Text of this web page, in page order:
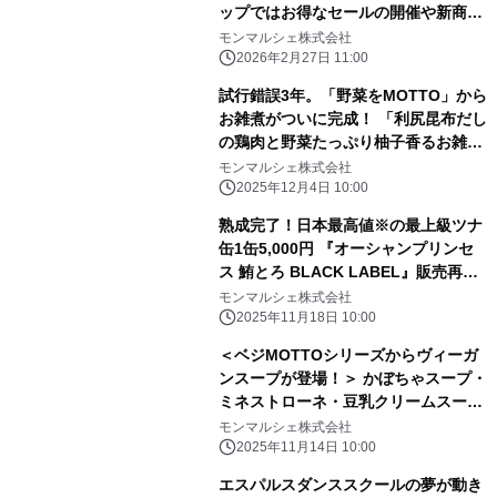
ップではお得なセールの開催や新商品
が登場！
モンマルシェ株式会社
2026年2月27日 11:00
試行錯誤3年。「野菜をMOTTO」から
お雑煮がついに完成！ 「利尻昆布だし
の鶏肉と野菜たっぷり柚子香るお雑
煮」新登場
モンマルシェ株式会社
2025年12月4日 10:00
熟成完了！日本最高値※の最上級ツナ
缶1缶5,000円 『オーシャンプリンセ
ス 鮪とろ BLACK LABEL』販売再開
※自社調べ 高級ツナ缶専門店が辿りつ
いた到達点、シリアルナンバー付き ―
広がる薫りとしっとりした食感 ―
モンマルシェ株式会社
2025年11月18日 10:00
＜ベジMOTTOシリーズからヴィーガ
ンスープが登場！＞ かぼちゃスープ・
ミネストローネ・豆乳クリームスープ
国産野菜の恵みをそのままに、 ベジ
MOTTOスープからヴィーガンスープ3
モンマルシェ株式会社
2025年11月14日 10:00
エスパルスダンススクールの夢が動き